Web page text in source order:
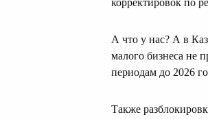
корректировок по
А что у нас? А в
малого бизнеса не
периодам до 2026
Также